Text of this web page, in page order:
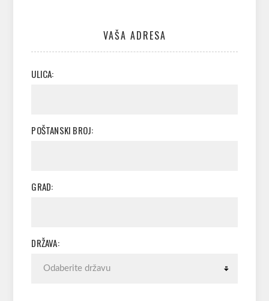
VAŠA ADRESA
ULICA:
POŠTANSKI BROJ:
GRAD:
DRŽAVA: